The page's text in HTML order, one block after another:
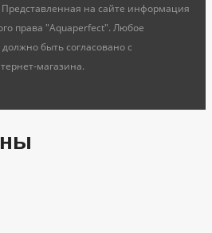
на сайте информация
права "Aquaperfect". Любое
быть согласовано с
магазина.